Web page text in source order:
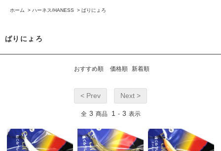
ホーム > ハーネス/HANESS > ばりにょろ
ばりにょろ
おすすめ順 価格順 新着順
< Prev Next >
全 3 商品 1 - 3 表示